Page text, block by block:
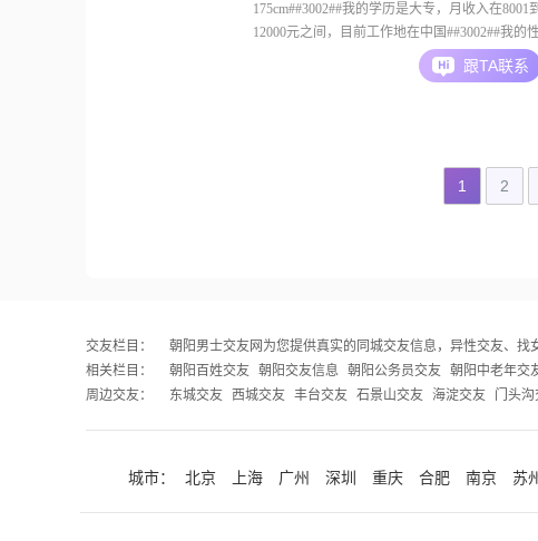
175cm##3002##我的学历是大专，月收入在8001到
12000元之间，目前工作地在中国##3002##我的性
格特征包括稳重可靠##3001##乐观积极##3001##
任感强##3001##成熟稳重##3002##在为人处世上，
跟TA联系
1 2
交友栏目： 朝阳男士交友网 为您提供真实的同城交友信息，异性交友、
相关栏目：
朝阳百姓交友 朝阳交友信息 朝阳公务员交友 朝阳中老年交
周边交友：
东城交友 西城交友 丰台交友 石景山交友 海淀交友 门头沟
城市： 北京 上海 广州 深圳 重庆 合肥 南京 苏